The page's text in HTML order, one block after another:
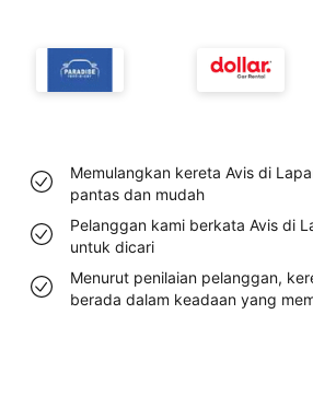
Memulangkan kereta Avis di
pantas dan mudah
Pelanggan kami berkata Avis di
untuk dicari
Menurut penilaian pelanggan,
berada dalam keadaan yang